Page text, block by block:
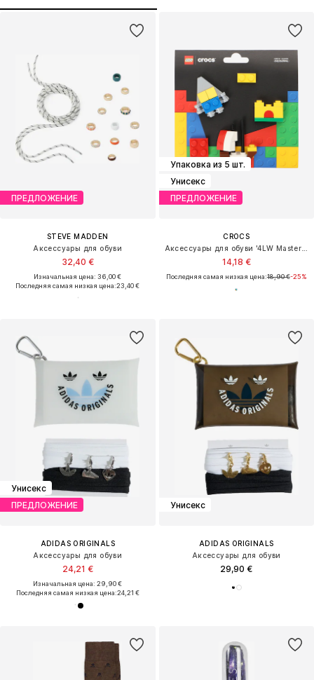
ПРЕДЛОЖЕНИЕ
STEVE MADDEN
Аксессуары для обуви
32,40 €
Изначальная цена: 36,00 €
Последняя самая низкая цена:23,40 €
Упаковка из 5 шт.
Унисекс
ПРЕДЛОЖЕНИЕ
CROCS
14,18 €
Последняя самая низкая цена:18,90 €-25%
Унисекс
ПРЕДЛОЖЕНИЕ
ADIDAS ORIGINALS
Аксессуары для обуви
24,21 €
Изначальная цена: 29,90 €
Последняя самая низкая цена:24,21 €
Унисекс
ADIDAS ORIGINALS
Аксессуары для обуви
29,90 €